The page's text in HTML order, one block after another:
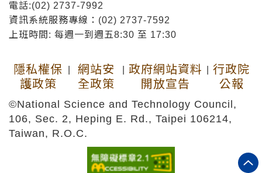
電話:(02) 2737-7992
資訊系統服務專線：(02) 2737-7592
上班時間: 每週一到週五8:30 至 17:30
隱私權保
護政策
網站安
全政策
政府網站資料
開放宣告
行政院
公報
©National Science and Technology Council,
106, Sec. 2, Heping E. Rd., Taipei 106214,
Taiwan, R.O.C.